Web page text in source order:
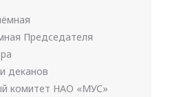
Председателя
деканов
комитет НАО «МУС»